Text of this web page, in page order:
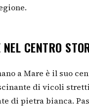
CENTRO
a Mare è il suo
di vicoli
di pietra bianca.